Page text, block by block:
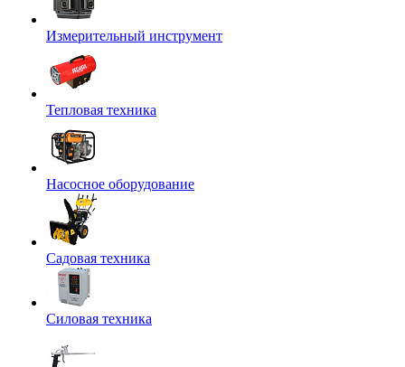
Измерительный инструмент
Тепловая техника
Насосное оборудование
Садовая техника
Силовая техника